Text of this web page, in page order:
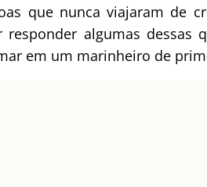
que nunca viajaram de
algumas dessas
em um marinheiro de